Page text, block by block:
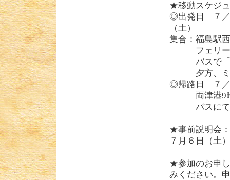
★移動スケジ
◎出発日 ７／
（土
集合：福島駅
フェリーに
バスで「へ
夕方、ミー
◎帰路日 ７／
両津港9時
バスにて福
★事前説明
７月６日（土
★参加のお申
みください。